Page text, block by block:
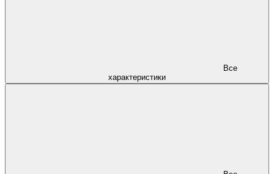
характеристики